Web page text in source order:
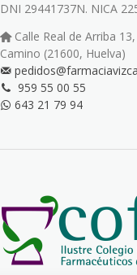
DNI 29441737N. NICA
Calle Real de Arriba
Camino (21600, Huelva)
959 55 00 55
643 21 79 94